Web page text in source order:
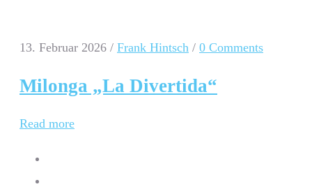
13. Februar 2026 / Frank Hintsch / 0 Comments
Milonga „La Divertida“
Read more